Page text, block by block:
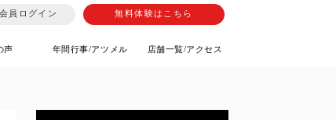
会員ログイン 無料体験はこちら
声 年間行事/アツメル 店舗一覧/アクセス